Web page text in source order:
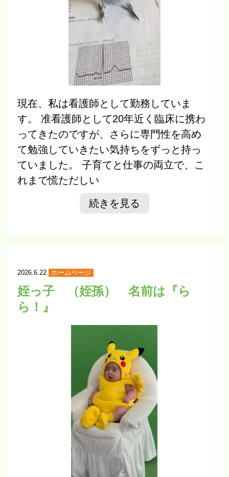
認知症治療について
訪問診療・訪問看護
訪問介護
医療法人善心会グループ
現在の募集はこちら
訪問診療・訪問看護ご希望の方
スタッフブログ
善心会グループ公式Twitter
資格取得サポートします
アスモプラス
協力医療機関【準備中】
現在、私は看護師として勤務していま
す。 准看護師として20年近く臨床に携わ
ってきたのですが、さらに専門性を高め
て勉強していきたい気持ちをずっと持っ
ていました。 子育てと仕事の両立で、こ
れまで慌ただしい
続きを見る
2026.6.22 ホームページ
姪っ子 （姪孫） 名前は『ら
ら！』